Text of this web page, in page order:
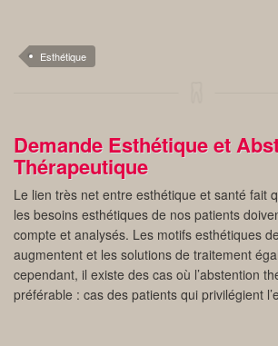
Esthétique
Demande Esthétique et
Thérapeutique
Le lien très net entre esthétique et santé fait
les besoins esthétiques de nos patients
compte et analysés. Les motifs esthétiques
augmentent et les solutions de traitement
cependant, il existe des cas où l’abstention
préférable : cas des patients qui privilégient